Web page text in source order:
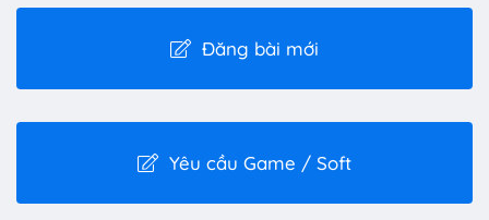
Đăng bài mới
Yêu cầu Game / Soft